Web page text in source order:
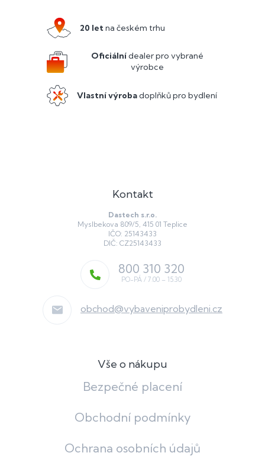
20 letna českém trhu
Oficiálnídealer pro vybrané
výrobce
Vlastní výrobadoplňků pro bydlení
Kontakt
Dastech s.r.o.
Myslbekova 809/5, 415 01 Teplice
IČO: 25143433
DIČ: CZ25143433
obchod@vybaveniprobydleni.cz
800 310 320
Vše o nákupu
Bezpečné placení
Obchodní podmínky
Ochrana osobních údajů